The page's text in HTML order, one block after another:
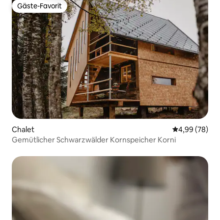
Gäste-Favorit
Gäste-Favorit
Chalet
4,99 (78)
Gemütlicher Schwarzwälder Kornspeicher Korni